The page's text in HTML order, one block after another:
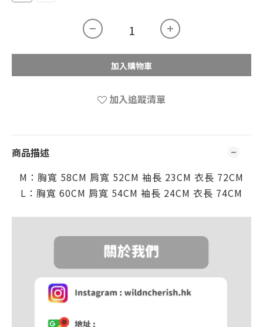
加入購物車
加入追蹤清單
商品描述
M：胸寬 58CM 肩寬 52CM 袖長 23CM 衣長 72CM
L：胸寬 60CM 肩寬 54CM 袖長 24CM 衣長 74CM